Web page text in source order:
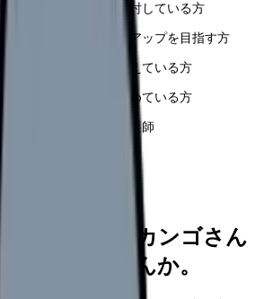
してのキャリアを検討している方
を活かしたキャリアアップを目指す方
ニックへの転職を考えている方
クライフバランスを求めている方
検討中の地方在住看護師
性を高めたい方
しいなら、カンゴさん
してみませんか。